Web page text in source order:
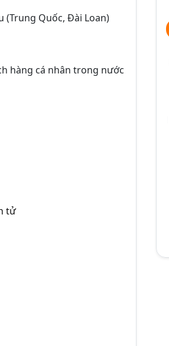
(Trung Quốc, Đài Loan)
hàng cá nhân trong nước
tử